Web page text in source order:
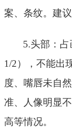
案、条纹。建
5.头部：
1/2）， 不能出
度、嘴唇未自
准、人像明显
高等情况。